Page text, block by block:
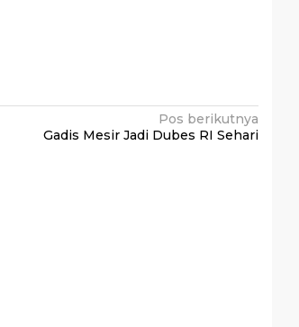
Pos berikutnya
Gadis Mesir Jadi Dubes RI Sehari